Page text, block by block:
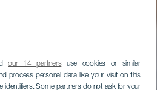
our 14 partnersuse cookies or similar
process personal data like your visit on this
identifiers. Some partners do not ask for your